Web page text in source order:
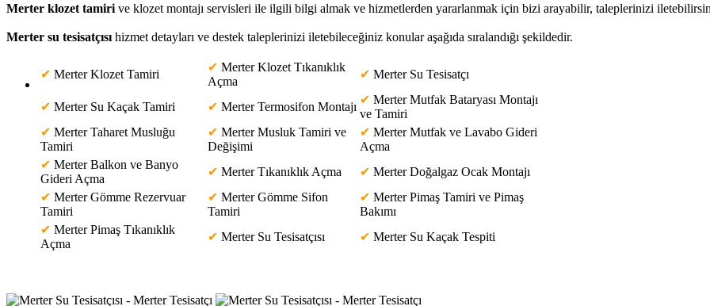
Merter klozet tamiri ve klozet montajı servisleri ile ilgili bilgi almak ve hizmetlerden yararlanmak için bizi arayabilir, taleplerinizi
Merter su tesisatçısı hizmet detayları ve destek taleplerinizi iletebileceğiniz konular aşağıda sıralandığı şekildedir.
✔ Merter Klozet Tamiri
✔ Merter Klozet Tıkanıklık
Açma
✔ Merter Su Tesisatçı
✔ Merter Su Kaçak Tamiri ✔ Merter Termosifon Montajı
✔ Merter Mutfak Bataryası Montajı
ve Tamiri
✔ Merter Taharet Musluğu
Tamiri
✔ Merter Musluk Tamiri ve
Değişimi
✔ Merter Mutfak ve Lavabo Gideri
Açma
✔ Merter Balkon ve Banyo
Gideri Açma
✔ Merter Tıkanıklık Açma ✔ Merter Doğalgaz Ocak Montajı
✔ Merter Gömme Rezervuar
Tamiri
✔ Merter Gömme Sifon
Tamiri
✔ Merter Pimaş Tamiri ve Pimaş
Bakımı
✔ Merter Pimaş Tıkanıklık
Açma
✔ Merter Su Tesisatçısı ✔ Merter Su Kaçak Tespiti